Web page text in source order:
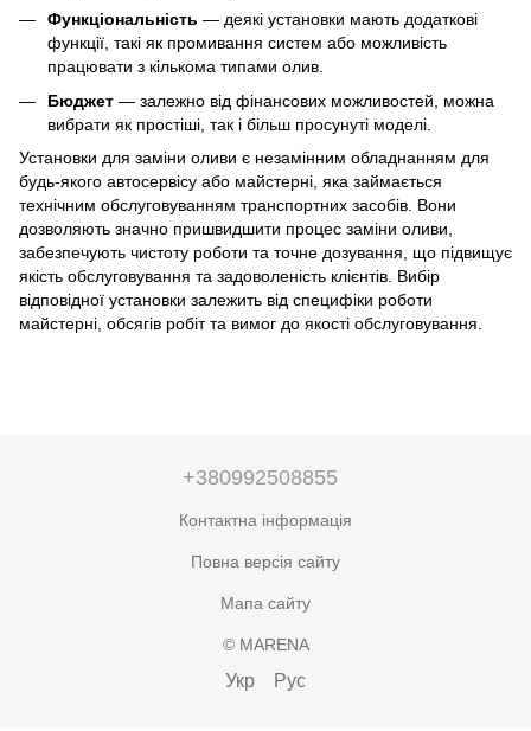
Функціональність — деякі установки мають додаткові
функції, такі як промивання систем або можливість
працювати з кількома типами олив.
Бюджет — залежно від фінансових можливостей, можна
вибрати як простіші, так і більш просунуті моделі.
Установки для заміни оливи є незамінним обладнанням для
будь-якого автосервісу або майстерні, яка займається
технічним обслуговуванням транспортних засобів. Вони
дозволяють значно пришвидшити процес заміни оливи,
забезпечують чистоту роботи та точне дозування, що підвищує
якість обслуговування та задоволеність клієнтів. Вибір
відповідної установки залежить від специфіки роботи
майстерні, обсягів робіт та вимог до якості обслуговування.
+380992508855
Контактна інформація
Повна версія сайту
Мапа сайту
© MARENA
Укр Рус